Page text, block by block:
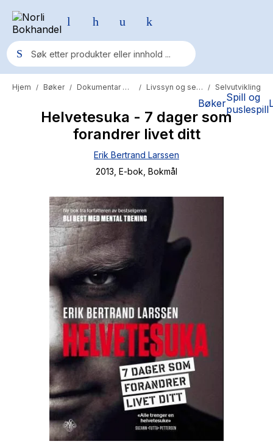
BøkerSpill og
puslespill
Populære søk
Pokemon
Fury Bound - Sable Sorensen
Elizabeth Strout
Hitster
Hypopressiv trening
The Housemaid
Hjem / Bøker / Dokumentar og fakta / Livssyn og selvutvikling / Selvutvikling
Helvetesuka - 7 dager som
forandrer livet ditt
Erik Bertrand Larssen
2013 , E-bok , Bokmål